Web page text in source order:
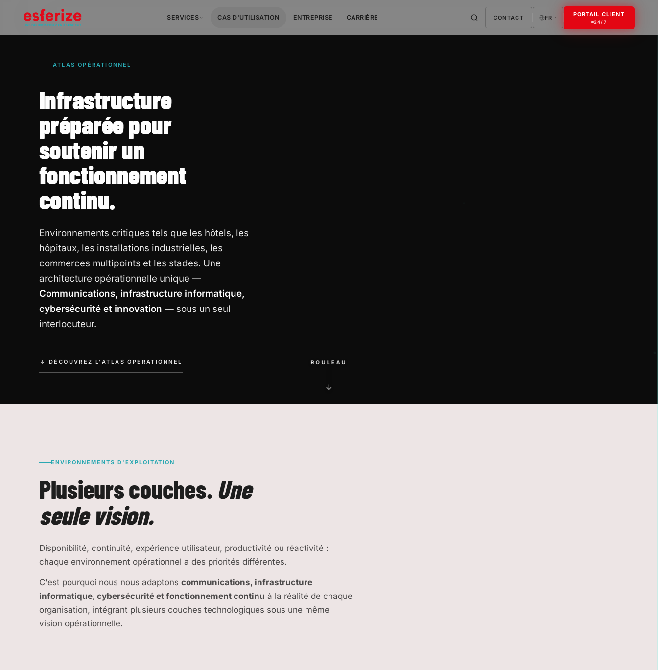
SERVICES CAS D'UTILISATION ENTREPRISE CARRIÈRE CONTACT FR
PORTAIL CLIENT
24/7
ATLAS OPÉRATIONNEL
Infrastructure
préparée pour
soutenir un
fonctionnement
continu.
Environnements critiques tels que les hôtels, les
hôpitaux, les installations industrielles, les
commerces multipoints et les stades. Une
architecture opérationnelle unique —
Communications, infrastructure informatique,
cybersécurité et innovation — sous un seul
interlocuteur.
↓ DÉCOUVREZ L'ATLAS OPÉRATIONNEL ROULEAU
ENVIRONNEMENTS D'EXPLOITATION
Plusieurs couches. Une
seule vision.
Disponibilité, continuité, expérience utilisateur, productivité ou réactivité :
chaque environnement opérationnel a des priorités différentes.
C'est pourquoi nous nous adaptons communications, infrastructure
informatique, cybersécurité et fonctionnement continu à la réalité de chaque
organisation, intégrant plusieurs couches technologiques sous une même
vision opérationnelle.